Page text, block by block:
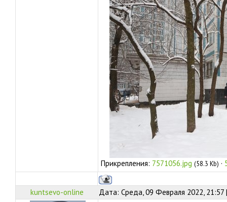
Прикрепления: 7571056.jpg (58.3 Kb) ·
kuntsevo-online Дата: Среда, 09 Февраля 2022,